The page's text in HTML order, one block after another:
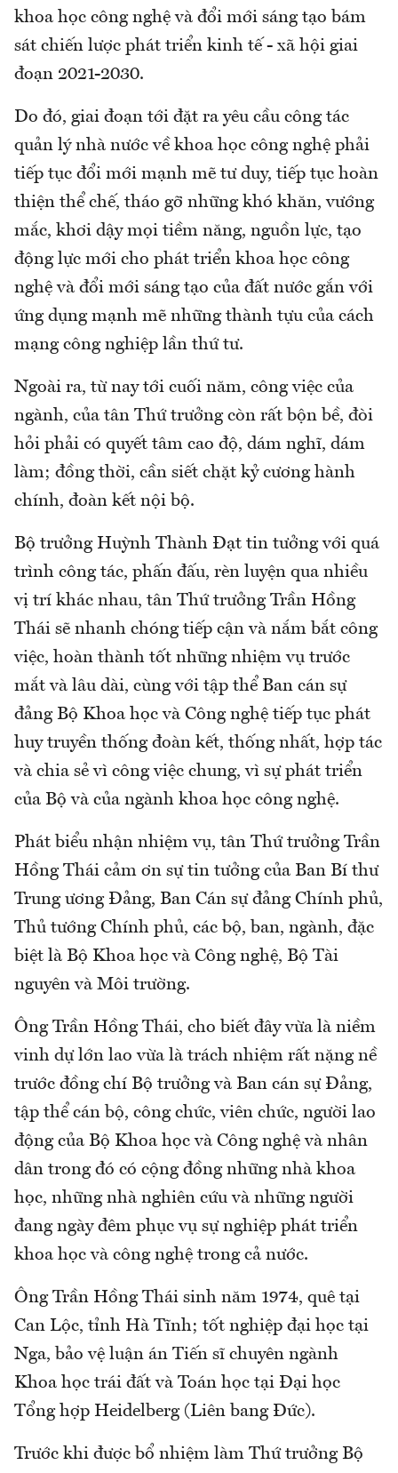
khoa học công nghệ và đổi mới sáng tạo bám
sát chiến lược phát triển kinh tế - xã hội giai
đoạn 2021-2030.
Do đó, giai đoạn tới đặt ra yêu cầu công tác
quản lý nhà nước về khoa học công nghệ phải
tiếp tục đổi mới mạnh mẽ tư duy, tiếp tục hoàn
thiện thể chế, tháo gỡ những khó khăn, vướng
mắc, khơi dậy mọi tiềm năng, nguồn lực, tạo
động lực mới cho phát triển khoa học công
nghệ và đổi mới sáng tạo của đất nước gắn với
ứng dụng mạnh mẽ những thành tựu của cách
mạng công nghiệp lần thứ tư.
Ngoài ra, từ nay tới cuối năm, công việc của
ngành, của tân Thứ trưởng còn rất bộn bề, đòi
hỏi phải có quyết tâm cao độ, dám nghĩ, dám
làm; đồng thời, cần siết chặt kỷ cương hành
chính, đoàn kết nội bộ.
Bộ trưởng Huỳnh Thành Đạt tin tưởng với quá
trình công tác, phấn đấu, rèn luyện qua nhiều
vị trí khác nhau, tân Thứ trưởng Trần Hồng
Thái sẽ nhanh chóng tiếp cận và nắm bắt công
việc, hoàn thành tốt những nhiệm vụ trước
mắt và lâu dài, cùng với tập thể Ban cán sự
đảng Bộ Khoa học và Công nghệ tiếp tục phát
huy truyền thống đoàn kết, thống nhất, hợp tác
và chia sẻ vì công việc chung, vì sự phát triển
của Bộ và của ngành khoa học công nghệ.
Phát biểu nhận nhiệm vụ, tân Thứ trưởng Trần
Hồng Thái cảm ơn sự tin tưởng của Ban Bí thư
Trung ương Đảng, Ban Cán sự đảng Chính phủ,
Thủ tướng Chính phủ, các bộ, ban, ngành, đặc
biệt là Bộ Khoa học và Công nghệ, Bộ Tài
nguyên và Môi trường.
Ông Trần Hồng Thái, cho biết đây vừa là niềm
vinh dự lớn lao vừa là trách nhiệm rất nặng nề
trước đồng chí Bộ trưởng và Ban cán sự Đảng,
tập thể cán bộ, công chức, viên chức, người lao
động của Bộ Khoa học và Công nghệ và nhân
dân trong đó có cộng đồng những nhà khoa
học, những nhà nghiên cứu và những người
đang ngày đêm phục vụ sự nghiệp phát triển
khoa học và công nghệ trong cả nước.
Ông Trần Hồng Thái sinh năm 1974, quê tại
Can Lộc, tỉnh Hà Tĩnh; tốt nghiệp đại học tại
Nga, bảo vệ luận án Tiến sĩ chuyên ngành
Khoa học trái đất và Toán học tại Đại học
Tổng hợp Heidelberg (Liên bang Đức).
Trước khi được bổ nhiệm làm Thứ trưởng Bộ